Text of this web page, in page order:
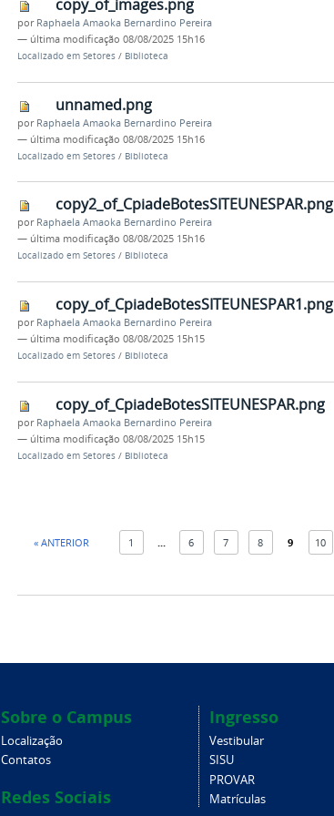
copy_of_images.png
por Raphaela Amaoka Bernardino Pereira
— última modificação 08/08/2025 15h16
Localizado em Setores / Biblioteca
unnamed.png
por Raphaela Amaoka Bernardino Pereira
— última modificação 08/08/2025 15h16
Localizado em Setores / Biblioteca
copy2_of_CpiadeBotesSITEUNESPAR.png
por Raphaela Amaoka Bernardino Pereira
— última modificação 08/08/2025 15h16
Localizado em Setores / Biblioteca
copy_of_CpiadeBotesSITEUNESPAR1.png
por Raphaela Amaoka Bernardino Pereira
— última modificação 08/08/2025 15h15
Localizado em Setores / Biblioteca
copy_of_CpiadeBotesSITEUNESPAR.png
por Raphaela Amaoka Bernardino Pereira
— última modificação 08/08/2025 15h15
Localizado em Setores / Biblioteca
« ANTERIOR 1 6 7 8 9 10
Sobre o Campus
Localização
Contatos
Redes Sociais
Ingresso
Vestibular
SISU
PROVAR
Matrículas